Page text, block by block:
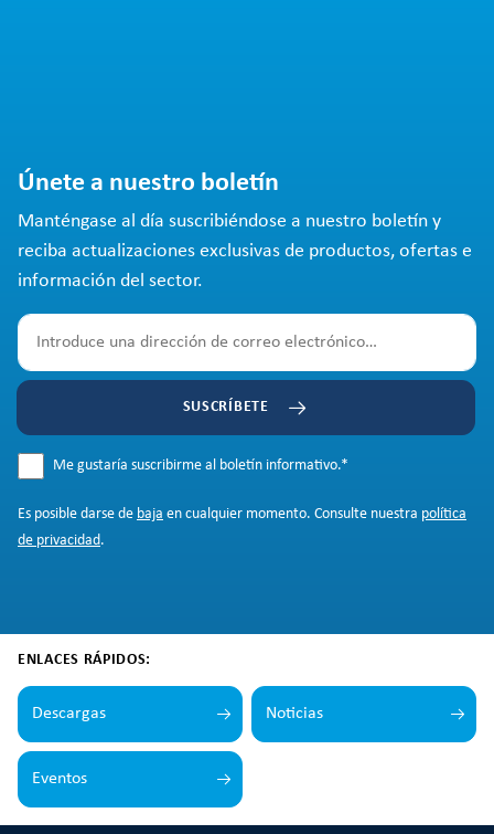
Únete a nuestro boletín
Manténgase al día suscribiéndose a nuestro boletín y
reciba actualizaciones exclusivas de productos, ofertas e
información del sector.
SUSCRÍBETE
Me gustaría suscribirme al boletín informativo.*
Es posible darse de baja en cualquier momento. Consulte nuestra política
de privacidad.
ENLACES RÁPIDOS:
Descargas Noticias
Eventos